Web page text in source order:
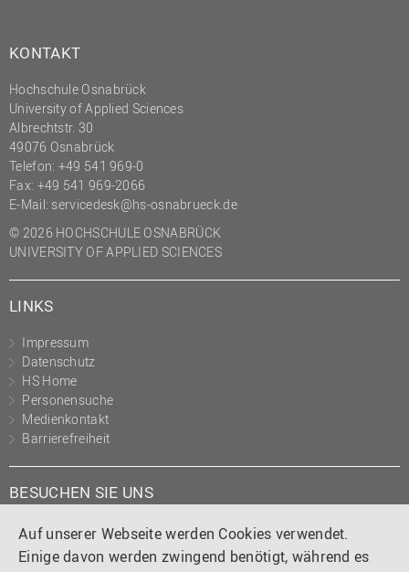
Auf unserer Webseite werden Cookies verwendet.
Einige davon werden zwingend benötigt, während es
KONTAKT
Hochschule Osnabrück
University of Applied Sciences
Albrechtstr. 30
49076 Osnabrück
Telefon: +49 541 969-0
Fax: +49 541 969-2066
E-Mail: servicedesk@hs-osnabrueck.de
© 2026 HOCHSCHULE OSNABRÜCK
UNIVERSITY OF APPLIED SCIENCES
LINKS
Impressum
Datenschutz
HS Home
Personensuche
Medienkontakt
Barrierefreiheit
BESUCHEN SIE UNS
Instagram
TiktokLinkedIn
YouTube
Facebook